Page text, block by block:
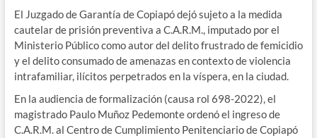
El Juzgado de Garantía de Copiapó dejó sujeto a la medida
cautelar de prisión preventiva a C.A.R.M., imputado por el
Ministerio Público como autor del delito frustrado de femicidio
y el delito consumado de amenazas en contexto de violencia
intrafamiliar, ilícitos perpetrados en la víspera, en la ciudad.
En la audiencia de formalización (causa rol 698-2022), el
magistrado Paulo Muñoz Pedemonte ordenó el ingreso de
C.A.R.M. al Centro de Cumplimiento Penitenciario de Copiapó